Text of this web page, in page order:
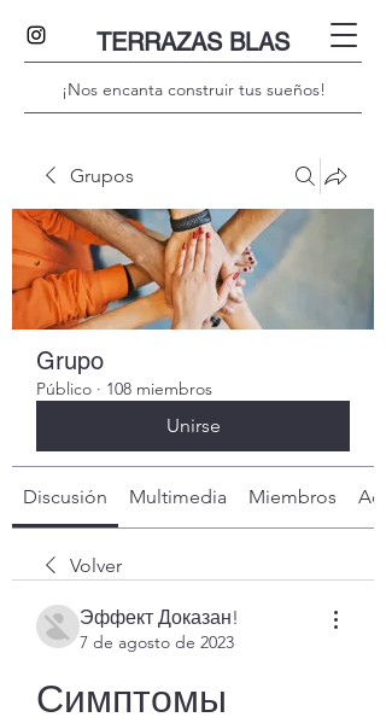
TERRAZAS BLAS
¡Nos encanta construir tus sueños!
Grupos
Grupo
Público · 108 miembros
Unirse
Discusión Multimedia Miembros
Volver
Эффект Доказан!
7 de agosto de 2023
Симптомы